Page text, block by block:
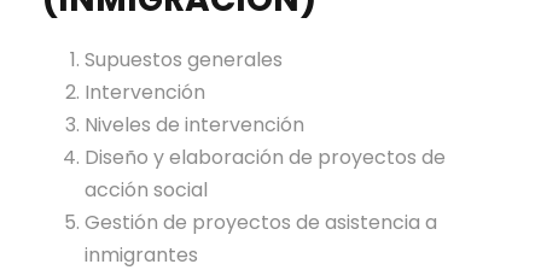
Supuestos generales
Intervención
Niveles de intervención
Diseño y elaboración de proyectos de
acción social
Gestión de proyectos de asistencia a
inmigrantes